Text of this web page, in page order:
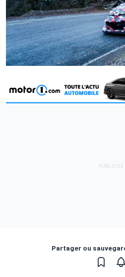
Partager ou